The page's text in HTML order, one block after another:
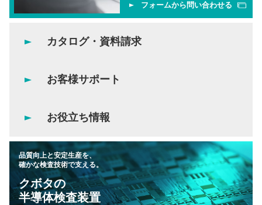
フォームから問い合わせる
カタログ・資料請求
お客様サポート
お役立ち情報
品質向上と安定生産を、
確かな検査技術で支える。
クボタの
半導体検査装置